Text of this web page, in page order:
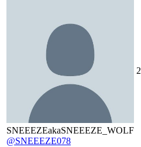
SNEEEZEakaSNEEEZE_WOLF
@SNEEEZE078